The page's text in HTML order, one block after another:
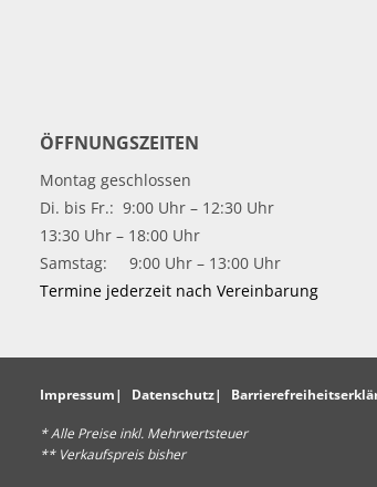
ÖFFNUNGSZEITEN
Montag geschlossen
Di. bis Fr.: 9:00 Uhr – 12:30 Uhr
13:30 Uhr – 18:00 Uhr
Samstag: 9:00 Uhr – 13:00 Uhr
Termine jederzeit nach Vereinbarung
Impressum Datenschutz
* Alle Preise inkl. Mehrwertsteuer
** Verkaufspreis bisher